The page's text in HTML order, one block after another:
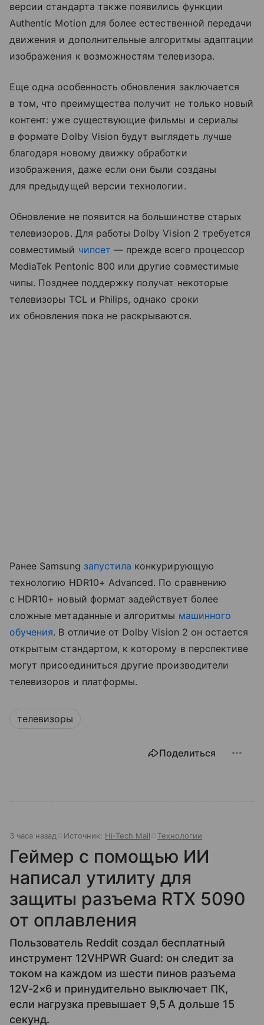
версии стандарта также появились функции
Authentic Motion для более естественной передачи
движения и дополнительные алгоритмы адаптации
изображения к возможностям телевизора.
Еще одна особенность обновления заключается
в том, что преимущества получит не только новый
контент: уже существующие фильмы и сериалы
в формате Dolby Vision будут выглядеть лучше
благодаря новому движку обработки
изображения, даже если они были созданы
для предыдущей версии технологии.
Обновление не появится на большинстве старых
телевизоров. Для работы Dolby Vision 2 требуется
совместимый чипсет — прежде всего процессор
MediaTek Pentonic 800 или другие совместимые
чипы. Позднее поддержку получат некоторые
телевизоры TCL и Philips, однако сроки
их обновления пока не раскрываются.
Ранее Samsung запустила конкурирующую
технологию HDR10+ Advanced. По сравнению
с HDR10+ новый формат задействует более
сложные метаданные и алгоритмы машинного
обучения. В отличие от Dolby Vision 2 он остается
открытым стандартом, к которому в перспективе
могут присоединиться другие производители
телевизоров и платформы.
телевизоры
Поделиться
3 часа назад Источник: Hi-Tech Mail Технологии
Геймер с помощью ИИ
написал утилиту для
защиты разъема RTX 5090
от оплавления
Пользователь Reddit создал бесплатный
инструмент 12VHPWR Guard: он следит за
током на каждом из шести пинов разъема
12V-2×6 и принудительно выключает ПК,
если нагрузка превышает 9,5 А дольше 15
секунд.